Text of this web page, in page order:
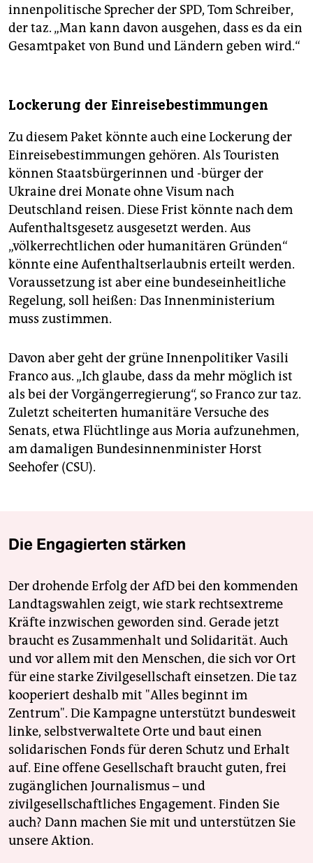
innenpolitische Sprecher der SPD, Tom Schreiber,
der taz. „Man kann davon ausgehen, dass es da ein
Gesamtpaket von Bund und Ländern geben wird.“
Lockerung der Einreisebestimmungen
Zu diesem Paket könnte auch eine Lockerung der
Einreisebestimmungen gehören. Als Touristen
können Staatsbürgerinnen und -bürger der
Ukraine drei Monate ohne Visum nach
Deutschland reisen. Diese Frist könnte nach dem
Aufenthaltsgesetz ausgesetzt werden. Aus
„völkerrechtlichen oder humanitären Gründen“
könnte eine Aufenthaltserlaubnis erteilt werden.
Voraussetzung ist aber eine bundeseinheitliche
Regelung, soll heißen: Das Innenministerium
muss zustimmen.
Davon aber geht der grüne Innenpolitiker Vasili
Franco aus. „Ich glaube, dass da mehr möglich ist
als bei der Vorgängerregierung“, so Franco zur taz.
Zuletzt scheiterten humanitäre Versuche des
Senats, etwa Flüchtlinge aus Moria aufzunehmen,
am damaligen Bundesinnenminister Horst
Seehofer (CSU).
Die Engagierten stärken
Der drohende Erfolg der AfD bei den kommenden
Landtagswahlen zeigt, wie stark rechtsextreme
Kräfte inzwischen geworden sind. Gerade jetzt
braucht es Zusammenhalt und Solidarität. Auch
und vor allem mit den Menschen, die sich vor Ort
für eine starke Zivilgesellschaft einsetzen. Die taz
kooperiert deshalb mit "Alles beginnt im
Zentrum". Die Kampagne unterstützt bundesweit
linke, selbstverwaltete Orte und baut einen
solidarischen Fonds für deren Schutz und Erhalt
auf. Eine offene Gesellschaft braucht guten, frei
zugänglichen Journalismus – und
zivilgesellschaftliches Engagement. Finden Sie
auch? Dann machen Sie mit und unterstützen Sie
unsere Aktion.